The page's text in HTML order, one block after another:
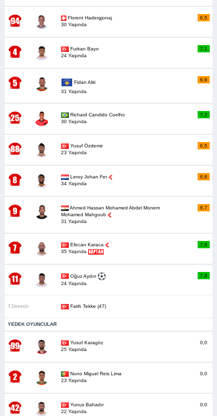
Florent Hadergjonaj
30 Yaşında
6,5
Furkan Bayır
24 Yaşında
7,1
Fidan Aliti
31 Yaşında
6,9
Richard Candido Coelho
30 Yaşında
7,2
Yusuf Özdemir
23 Yaşında
6,5
Leroy Johan Fer
34 Yaşında
6,8
Ahmed Hassan Mohamed Abdel Monem
Mohamed Mahgoub
31 Yaşında
6,7
Efecan Karaca
35 Yaşında
7,9
Oğuz Aydın
24 Yaşında
7,8
T.Direktör Fatih Tekke (47)
YEDEK OYUNCULAR
Yusuf Karagöz
25 Yaşında
0,0
Nuno Miguel Reis Lima
23 Yaşında
0,0
Yunus Bahadır
22 Yaşında
0,0